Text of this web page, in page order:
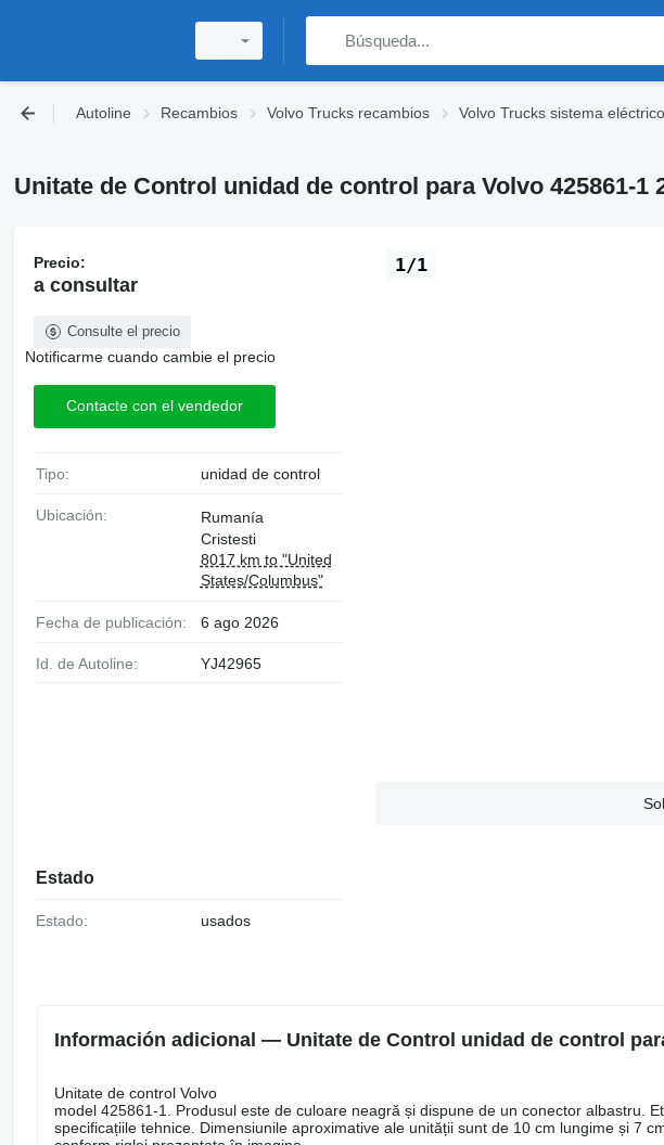
Autoline Recambios Volvo Trucks recambios Volvo Trucks sistema eléctrico
Unitate de Control unidad de control para Volvo 425861-1
1/1
Precio:
a consultar
Consulte el precio
Notificarme cuando cambie el precio
Contacte con el vendedor
Tipo: unidad de control
Ubicación:
Rumanía
Cristesti
8017 km to "United
States/Columbus"
Fecha de publicación: 6 ago 2026
Id. de Autoline: YJ42965
Estado
Estado: usados
Información adicional — Unitate de Control unidad de control
Unitate de control Volvo
model 425861-1. Produsul este de culoare neagră și dispune de un conector albastru.
specificațiile tehnice. Dimensiunile aproximative ale unității sunt de 10 cm lungime și 7